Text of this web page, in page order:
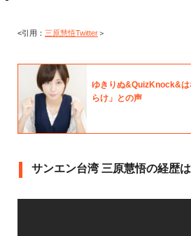
<引用： 三原慧悟Twitter＞
サンエン台湾 三原慧悟の経歴は